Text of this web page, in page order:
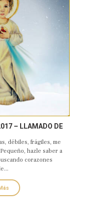
– LLAMADO DE
DEL NIÑO
débiles, frágiles, me
hazle saber a
corazones